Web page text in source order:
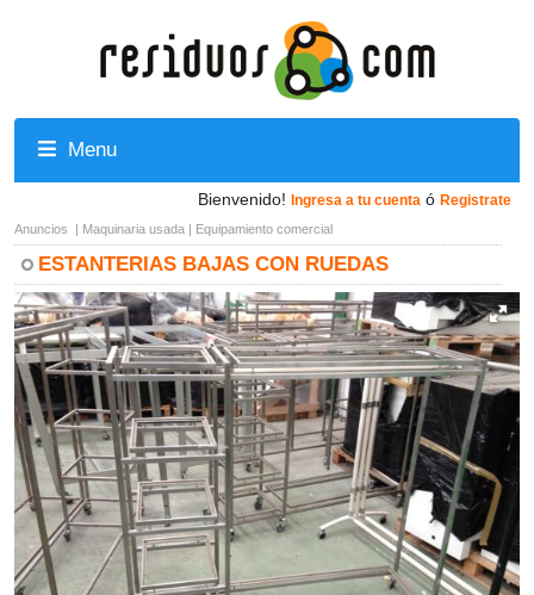
Menu
Bienvenido! Ingresa a tu cuenta ó Registrate
Anuncios | Maquinaria usada | Equipamiento comercial
ESTANTERIAS BAJAS CON RUEDAS